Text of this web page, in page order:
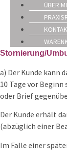
ÜBER
Stornierung/
a) Der Kunde kann
10 Tage vor
oder Brief
Der Kunde erhält
(abzüglich einer
Im Falle einer